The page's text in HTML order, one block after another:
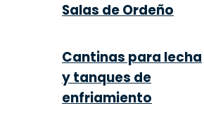
Salas de Ordeño
Cantinas para lecha
y tanques de
enfriamiento